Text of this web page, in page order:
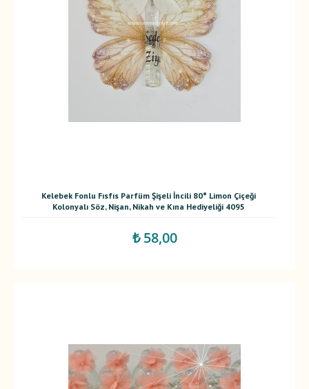
Kelebek Fonlu Fısfıs Parfüm Şişeli İncili 80° Limon Çiçeği
Kolonyalı Söz, Nişan, Nikah ve Kına Hediyeliği 4095
₺ 58,00